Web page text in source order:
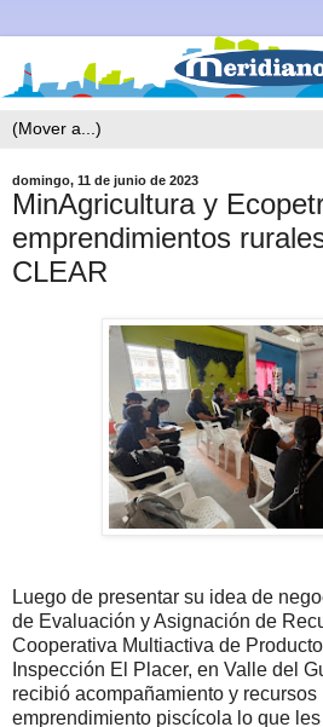
domingo, 11 de junio de 2023
MinAgricultura y
emprendimientos
CLEAR
Luego de presentar su idea de
de Evaluación y Asignación de
Cooperativa Multiactiva de
Inspección El Placer, en Valle del
recibió acompañamiento y recursos
emprendimiento piscícola lo que